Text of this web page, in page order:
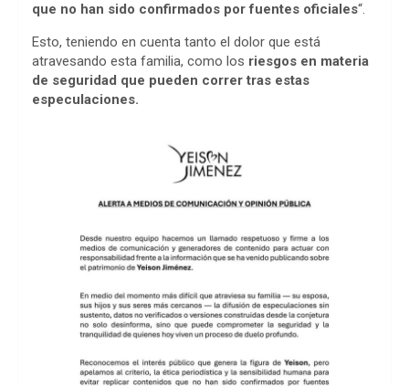
que no han sido confirmados por fuentes oficiales“.
Esto, teniendo en cuenta tanto el dolor que está
atravesando esta familia, como los riesgos en materia
de seguridad que pueden correr tras estas
especulaciones.